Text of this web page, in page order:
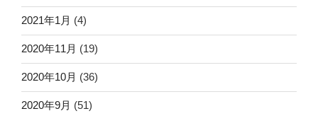
2021年1月 (4)
2020年11月 (19)
2020年10月 (36)
2020年9月 (51)